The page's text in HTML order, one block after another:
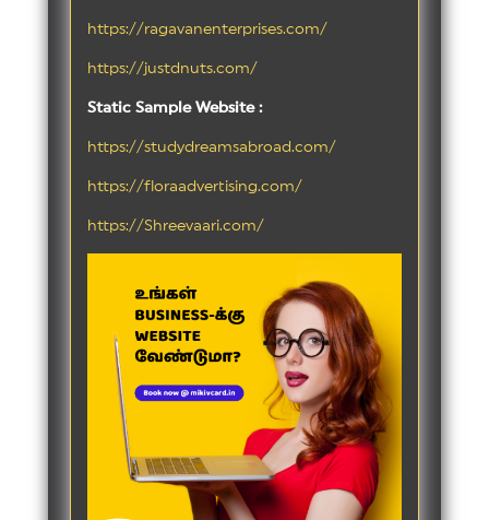
https://ragavanenterprises.com/
https://justdnuts.com/
Static Sample Website :
https://studydreamsabroad.com/
https://floraadvertising.com/
https://Shreevaari.com/